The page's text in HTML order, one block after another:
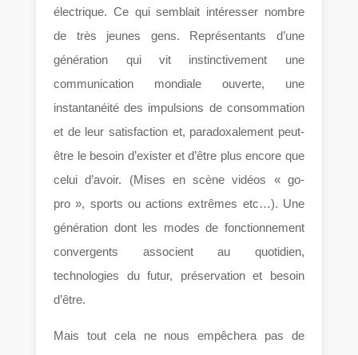
électrique. Ce qui semblait intéresser nombre
de très jeunes gens. Représentants d’une
génération qui vit instinctivement une
communication mondiale ouverte, une
instantanéité des impulsions de consommation
et de leur satisfaction et, paradoxalement peut-
être le besoin d’exister et d’être plus encore que
celui d’avoir. (Mises en scène vidéos « go-
pro », sports ou actions extrêmes etc…). Une
génération dont les modes de fonctionnement
convergents associent au quotidien,
technologies du futur, préservation et besoin
d’être.
Mais tout cela ne nous empêchera pas de